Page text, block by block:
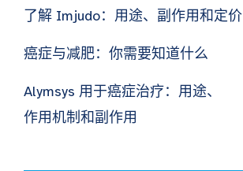
了解 Imjudo：用途、副作用和定价
癌症与减肥：你需要知道什么
Alymsys 用于癌症治疗：用途、
作用机制和副作用